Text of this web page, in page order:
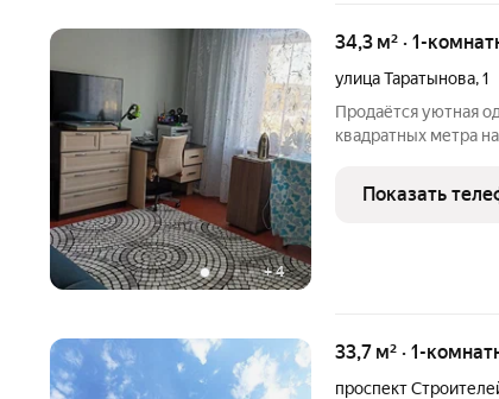
+4
34,3 м² · 1-
улица Таратынова,1
Продаётся уютная
квадратных метра
улица, дом 1. Дом
инфраструктурой,
Показать
33,7 м² · 1-
проспект